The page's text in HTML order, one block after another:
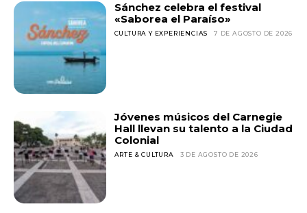
Sánchez celebra el festival
«Saborea el Paraíso»
CULTURA Y EXPERIENCIAS 7 DE AGOSTO DE 2026
Jóvenes músicos del Carnegie
Hall llevan su talento a la Ciudad
Colonial
ARTE & CULTURA 3 DE AGOSTO DE 2026